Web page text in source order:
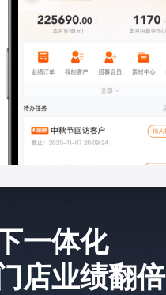
一体化
店业绩翻倍